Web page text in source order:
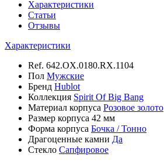
Характеристики
Статьи
Отзывы
Характеристики
Ref. 642.OX.0180.RX.1104
Пол Мужские
Бренд Hublot
Коллекция Spirit Of Big Bang
Материал корпуса Розовое золото
Размер корпуса 42 мм
Форма корпуса Бочка / Тонно
Драгоценные камни Да
Стекло Сапфировое